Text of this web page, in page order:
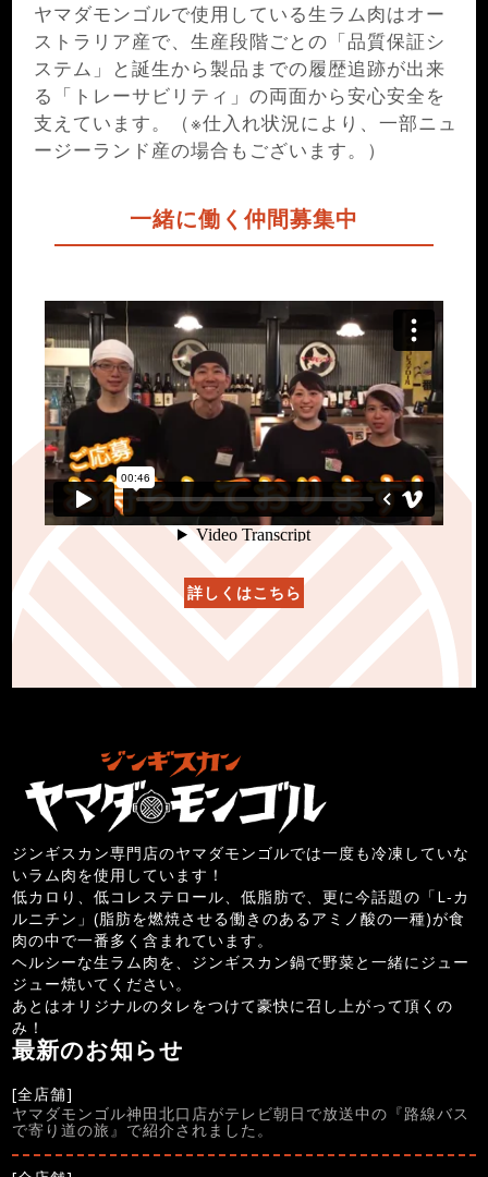
ヤマダモンゴルで使用している生ラム肉はオー
ストラリア産で、生産段階ごとの「品質保証シ
ステム」と誕生から製品までの履歴追跡が出来
る「トレーサビリティ」の両面から安心安全を
支えています。（※仕入れ状況により、一部ニュ
ージーランド産の場合もございます。）
一緒に働く仲間募集中
詳しくはこちら
ジンギスカン専門店のヤマダモンゴルでは一度も冷凍していな
いラム肉を使用しています！
低カロり、低コレステロール、低脂肪で、更に今話題の「L‐カ
ルニチン」(脂肪を燃焼させる働きのあるアミノ酸の一種)が食
肉の中で一番多く含まれています。
ヘルシーな生ラム肉を、ジンギスカン鍋で野菜と一緒にジュー
ジュー焼いてください。
あとはオリジナルのタレをつけて豪快に召し上がって頂くの
み！
最新のお知らせ
[全店舗]
ヤマダモンゴル神田北口店がテレビ朝日で放送中の『路線バス
で寄り道の旅』で紹介されました。